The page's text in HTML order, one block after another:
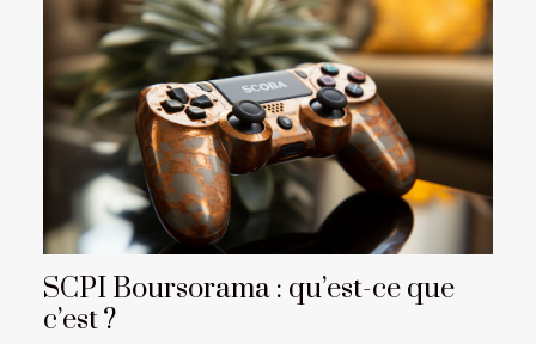
SCPI Boursorama : qu’est-ce que
c’est ?